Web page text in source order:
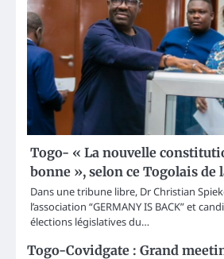
Togo- « La nouvelle
bonne », selon ce Togolais de
Dans une tribune libre, Dr Christian
l’association “GERMANY IS BACK” et
élections législatives du…
Togo-Covidgate : Grand